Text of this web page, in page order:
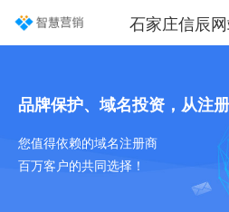
石家庄信辰
品牌保护、域名投资，从注
您值得依赖的域名注册商
百万客户的共同选择！